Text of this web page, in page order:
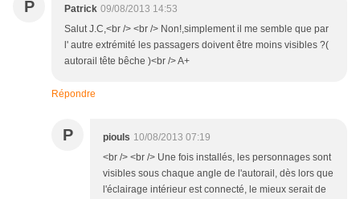
P Patrick 09/08/2013 14:53
Salut J.C,<br /> <br /> Non!,simplement il me semble que par
l' autre extrémité les passagers doivent être moins visibles ?(
autorail tête bêche )<br /> A+
Répondre
P piouls 10/08/2013 07:19
<br /> <br /> Une fois installés, les personnages sont
visibles sous chaque angle de l'autorail, dès lors que
l'éclairage intérieur est connecté, le mieux serait de